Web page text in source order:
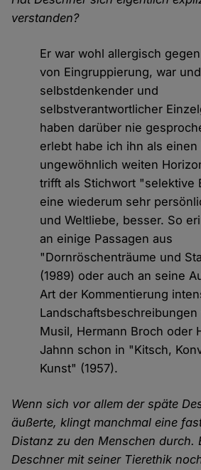
verstanden?
Er war wohl allergisch
von Eingruppierung, war
selbstdenkender und
selbstverantwortlicher
haben darüber nie
erlebt habe ich ihn als einen
ungewöhnlich weiten
trifft als Stichwort "selektive
eine wiederum sehr
und Weltliebe, besser. So
an einige Passagen aus
"Dornröschenträume und
(1989) oder auch an seine
Art der Kommentierung
Musil, Hermann Broch oder
Jahnn schon in "Kitsch,
Kunst" (1957).
Wenn sich vor allem der späte
äußerte, klingt manchmal eine
Distanz zu den Menschen durch.
Deschner mit seiner Tierethik